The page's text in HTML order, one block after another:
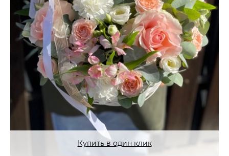
Купить в один клик